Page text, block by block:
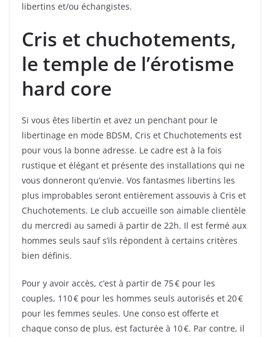
libertins et/ou échangistes.
Cris et chuchotements,
le temple de l’érotisme
hard core
Si vous êtes libertin et avez un penchant pour le
libertinage en mode BDSM, Cris et Chuchotements est
pour vous la bonne adresse. Le cadre est à la fois
rustique et élégant et présente des installations qui ne
vous donneront qu’envie. Vos fantasmes libertins les
plus improbables seront entièrement assouvis à Cris et
Chuchotements. Le club accueille son aimable clientèle
du mercredi au samedi à partir de 22h. Il est fermé aux
hommes seuls sauf s’ils répondent à certains critères
bien définis.
Pour y avoir accès, c’est à partir de 75 € pour les
couples, 110 € pour les hommes seuls autorisés et 20 €
pour les femmes seules. Une conso est offerte et
chaque conso de plus, est facturée à 10 €. Par contre, il